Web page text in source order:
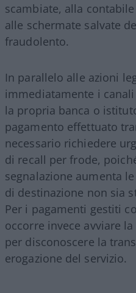
scambiate, alla
alle schermate salvate
fraudolento.
In parallelo alle azioni
immediatamente i
la propria banca o
pagamento effettuato
necessario richiedere
di recall per frode,
segnalazione aumenta
di destinazione non sia
Per i pagamenti gestiti
occorre invece avviare
per disconoscere la
erogazione del servizio.